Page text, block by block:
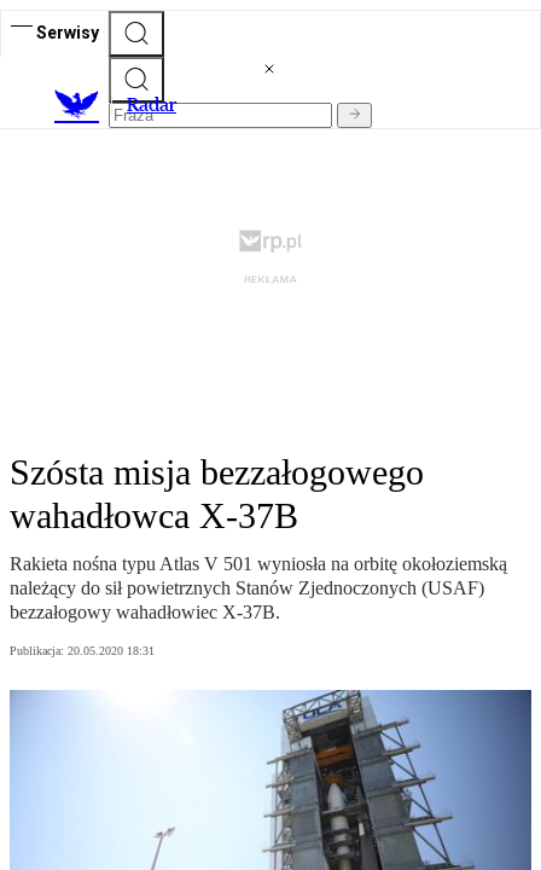
Serwisy
Radar
Szósta misja bezzałogowego
wahadłowca X-37B
Rakieta nośna typu Atlas V 501 wyniosła na orbitę okołoziemską
należący do sił powietrznych Stanów Zjednoczonych (USAF)
bezzałogowy wahadłowiec X-37B.
Publikacja: 20.05.2020 18:31